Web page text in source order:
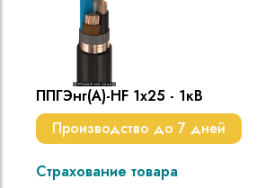
ППГЭнг(A)-HF 1х25 - 1кВ
Производство до 7 дней
Страхование товара